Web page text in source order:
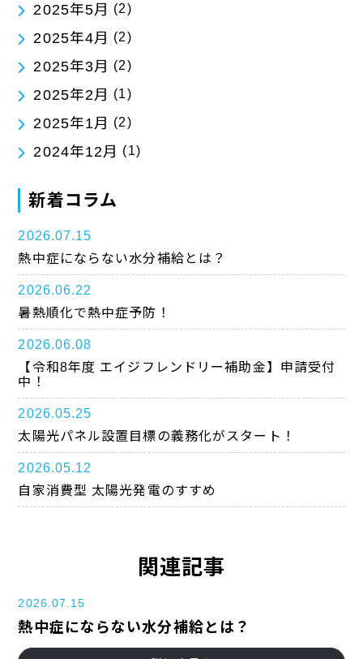
2025年5月 (2)
2025年4月 (2)
2025年3月 (2)
2025年2月 (1)
2025年1月 (2)
2024年12月 (1)
新着コラム
2026.07.15
熱中症にならない水分補給とは？
2026.06.22
暑熱順化で熱中症予防！
2026.06.08
【令和8年度 エイジフレンドリー補助金】申請受付
中！
2026.05.25
太陽光パネル設置目標の義務化がスタート！
2026.05.12
自家消費型 太陽光発電のすすめ
関連記事
2026.07.15
熱中症にならない水分補給とは？